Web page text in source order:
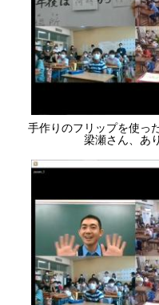
手作りのフリップを使っ
梁瀬さん、あ